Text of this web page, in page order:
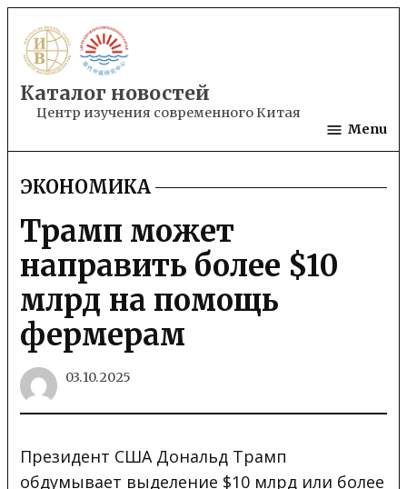
to
content
Каталог новостей
Центр изучения современного Китая
Menu
POSTED
IN
ЭКОНОМИКА
Трамп может
направить более $10
млрд на помощь
фермерам
03.10.2025
Президент США Дональд Трамп
обдумывает выделение $10 млрд или более